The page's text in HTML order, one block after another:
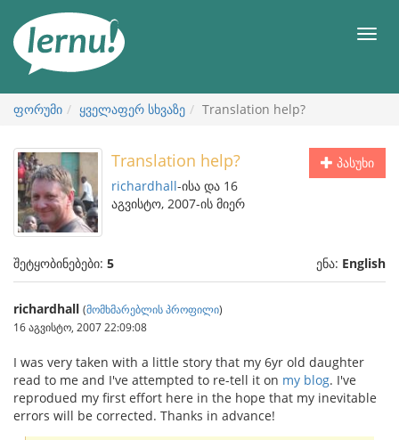
ნახვა
მენიუ
ფორუმი ყველაფერ სხვაზე Translation help?
პასუხი
Translation help?
richardhall-ისა და 16
აგვისტო, 2007-ის მიერ
შეტყობინებები: 5 ენა: English
richardhall (მომხმარებლის პროფილი)
16 აგვისტო, 2007 22:09:08
I was very taken with a little story that my 6yr old daughter
read to me and I've attempted to re-tell it on my blog. I've
reprodued my first effort here in the hope that my inevitable
errors will be corrected. Thanks in advance!